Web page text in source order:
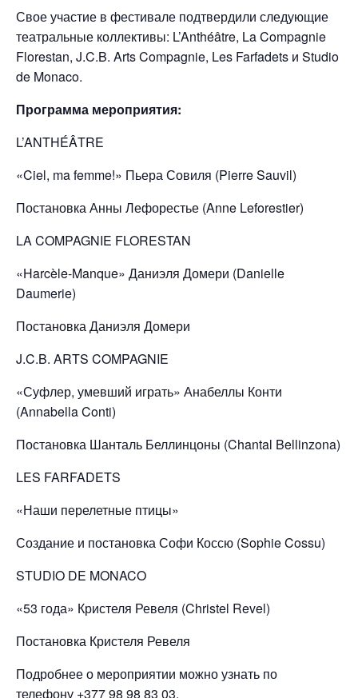
Свое участие в фестивале подтвердили следующие
театральные коллективы: L’Anthéâtre, La Compagnie
Florestan, J.C.B. Arts Compagnie, Les Farfadets и Studio
de Monaco.
Программа мероприятия:
L’ANTHÉÂTRE
«Ciel, ma femme!» Пьера Совиля (Pierre Sauvil)
Постановка Анны Лефорестье (Anne Leforestier)
LA COMPAGNIE FLORESTAN
«Harcèle-Manque» Даниэля Домери (Danielle
Daumerie)
Постановка Даниэля Домери
J.C.B. ARTS COMPAGNIE
«Суфлер, умевший играть» Анабеллы Конти
(Annabella Conti)
Постановка Шанталь Беллинцоны (Chantal Bellinzona)
LES FARFADETS
«Наши перелетные птицы»
Создание и постановка Софи Коссю (Sophie Cossu)
STUDIO DE MONACO
«53 года» Кристеля Ревеля (Christel Revel)
Постановка Кристеля Ревеля
Подробнее о мероприятии можно узнать по
телефону +377 98 98 83 03.